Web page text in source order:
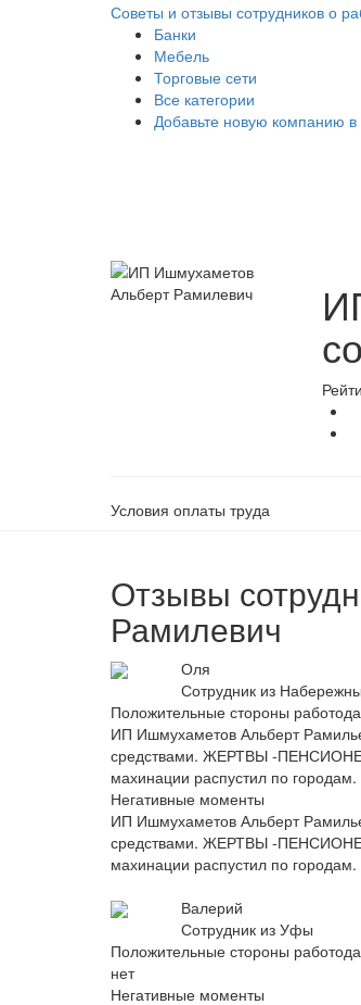
Советы и отзывы сотрудников о
Банки
Мебель
Торговые сети
Все категории
Добавьте новую компанию в
Условия оплаты труда
Отзывы
Рамилевич
Оля
Сотрудник из
Положительные стороны
ИП Ишмухаметов Альберт
средствами. ЖЕРТВЫ -
махинации распустил по городам.
Негативные моменты
ИП Ишмухаметов Альберт
средствами. ЖЕРТВЫ -
махинации распустил по городам.
Валерий
Сотрудник из Уфы
Положительные стороны
нет
Негативные моменты